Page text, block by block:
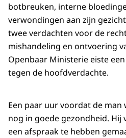
botbreuken, interne
verwondingen aan zijn
twee verdachten voor de
mishandeling en ontvoering
Openbaar Ministerie eiste
tegen de hoofdverdachte.
Een paar uur voordat de
nog in goede gezondheid.
een afspraak te hebben